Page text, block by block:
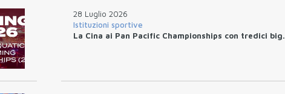
28 Luglio 2026
Istituzioni sportive
La Cina ai Pan Pacific Championships con tredici big.